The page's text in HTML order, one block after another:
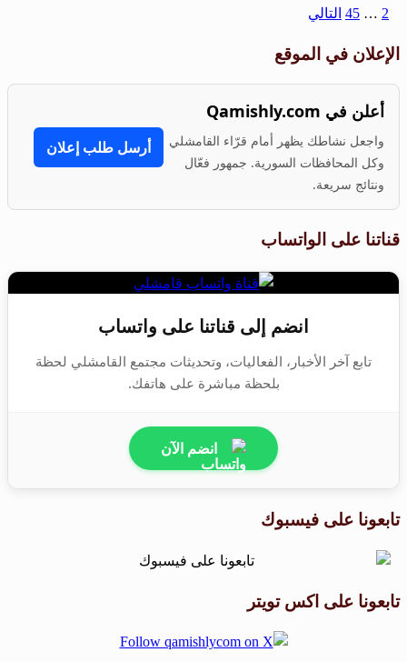
فيتعدد
صفحات
المقالات
2
…
45 التالي
الإعلان في الموقع
أعلن في Qamishly.com
واجعل نشاطك يظهر أمام قرّاء القامشلي
وكل المحافظات السورية. جمهور فعّال
ونتائج سريعة.
أرسل طلب إعلان
قناتنا على الواتساب
انضم إلى قناتنا على واتساب
تابع آخر الأخبار، الفعاليات، وتحديثات مجتمع القامشلي لحظة
بلحظة مباشرة على هاتفك.
انضم الآن
تابعونا على فيسبوك
تابعونا على اكس تويتر